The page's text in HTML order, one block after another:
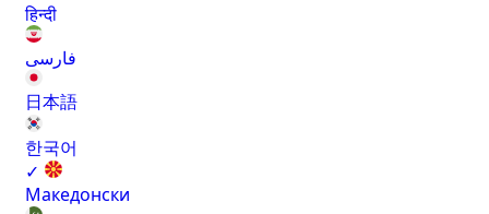
हिन्दी
فارسی
日本語
한국어
✓
Македонски